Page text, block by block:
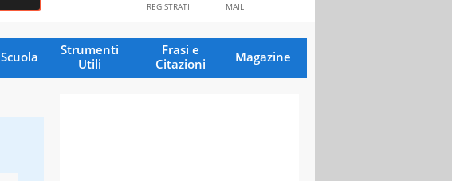
MAIL
REGISTRATI
Scuola
Strumenti
Utili
Frasi e
Citazioni
Magazine